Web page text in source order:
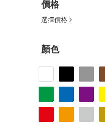
價格
選擇價格
顏色